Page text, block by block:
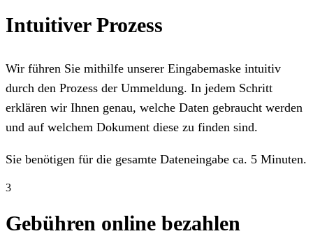
Intuitiver Prozess
Wir führen Sie mithilfe unserer Eingabemaske intuitiv
durch den Prozess der Ummeldung. In jedem Schritt
erklären wir Ihnen genau, welche Daten gebraucht werden
und auf welchem Dokument diese zu finden sind.
Sie benötigen für die gesamte Dateneingabe ca. 5 Minuten.
3
Gebühren online bezahlen